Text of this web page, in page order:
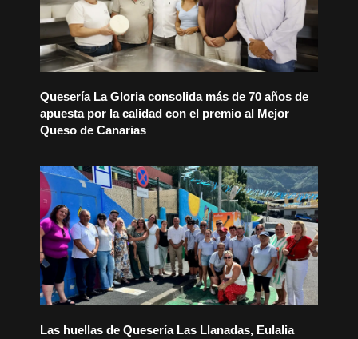
Quesería La Gloria consolida más de 70 años de
apuesta por la calidad con el premio al Mejor
Queso de Canarias
Las huellas de Quesería Las Llanadas, Eulalia